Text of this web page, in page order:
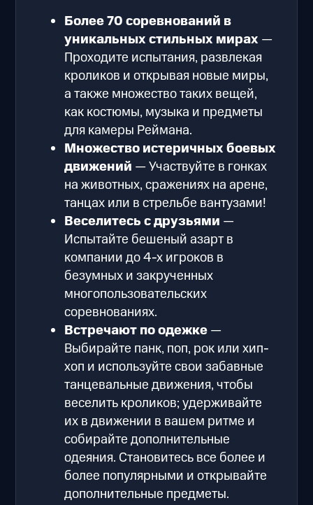
Более 70 соревнований в
уникальных стильных мирах —
Проходите испытания, развлекая
кроликов и открывая новые миры,
а также множество таких вещей,
как костюмы, музыка и предметы
для камеры Реймана.
Множество истеричных боевых
движений — Участвуйте в гонках
на животных, сражениях на арене,
танцах или в стрельбе вантузами!
Веселитесь с друзьями —
Испытайте бешеный азарт в
компании до 4-х игроков в
безумных и закрученных
многопользовательских
соревнованиях.
Встречают по одежке—
Выбирайте панк, поп, рок или хип-
хоп и используйте свои забавные
танцевальные движения, чтобы
веселить кроликов; удерживайте
их в движении в вашем ритме и
собирайте дополнительные
одеяния. Становитесь все более и
более популярными и открывайте
дополнительные предметы.